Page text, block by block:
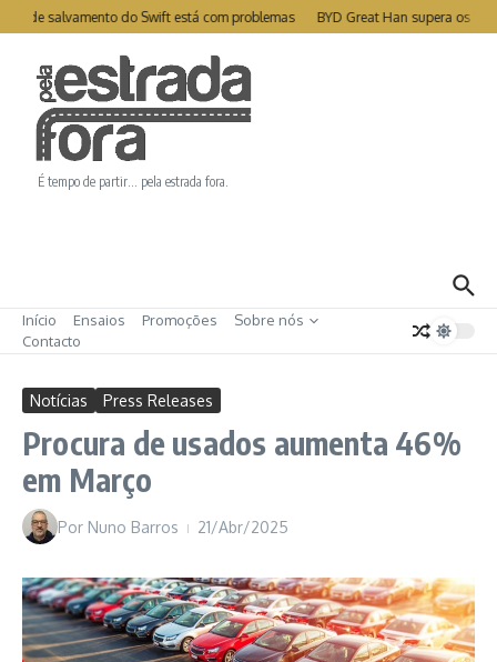
Ir para o conteúdo
de salvamento do Swift está com problemas BYD Great Han supera os
É tempo de partir… pela estrada fora.
Início Ensaios Promoções
Sobre nós
Contacto
Notícias Press Releases
Procura de usados aumenta 46%
em Março
Por Nuno Barros 21/Abr/2025